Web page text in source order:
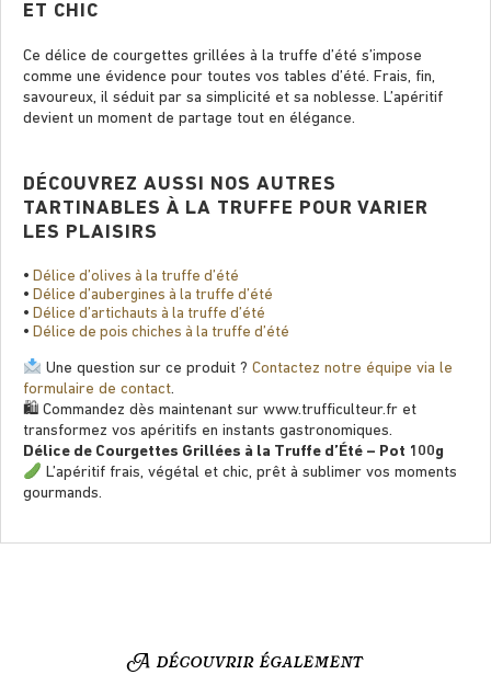
ET CHIC
Ce délice de courgettes grillées à la truffe d’été s’impose
comme une évidence pour toutes vos tables d’été. Frais, ﬁn,
savoureux, il séduit par sa simplicité et sa noblesse. L’apéritif
devient un moment de partage tout en élégance.
DÉCOUVREZ AUSSI NOS AUTRES
TARTINABLES À LA TRUFFE POUR VARIER
LES PLAISIRS
• Délice d’olives à la truffe d’été
• Délice d’aubergines à la truffe d’été
• Délice d’artichauts à la truffe d’été
• Délice de pois chiches à la truffe d’été
Une question sur ce produit ? Contactez notre équipe via le
formulaire de contact.
🛍 Commandez dès maintenant sur www.trufﬁculteur.fr et
transformez vos apéritifs en instants gastronomiques.
Délice de Courgettes Grillées à la Truffe d’Été – Pot 100g
L’apéritif frais, végétal et chic, prêt à sublimer vos moments
gourmands.
A découvrir également